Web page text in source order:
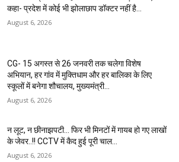
कहा- प्रदेश में कोई भी झोलाछाप डॉक्टर नहीं है…
August 6, 2026
CG- 15 अगस्त से 26 जनवरी तक चलेगा विशेष
अभियान, हर गांव में मुक्तिधाम और हर बालिका के लिए
स्कूलों में बनेगा शौचालय, मुख्यमंत्री...
August 6, 2026
न लूट, न छीनाझपटी… फिर भी मिनटों में गायब हो गए लाखों
के जेवर..!! CCTV में कैद हुई पूरी चाल…
August 6, 2026